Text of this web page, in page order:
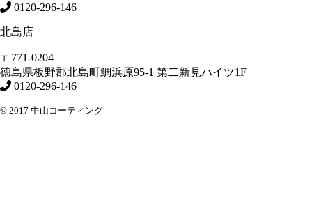
0120-296-146
北島店
〒771-0204
徳島県板野郡北島町鯛浜原95-1 第二新見ハイツ1F
0120-296-146
© 2017 中山コーティング